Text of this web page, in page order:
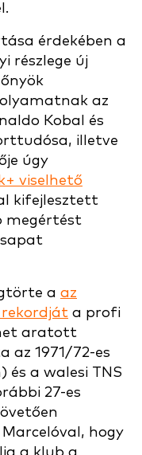
érdekében a
részlege új
az
Kobal és
illetve
úgy
viselhető
kifejlesztett
megértést
a az
rekordját a profi
aratott
az 1971/72-es
és a walesi TNS
27-es
hogy